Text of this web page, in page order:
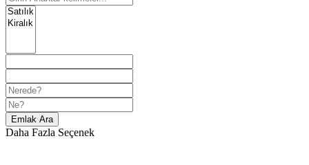
Emlak Ara
Daha Fazla Seçenek